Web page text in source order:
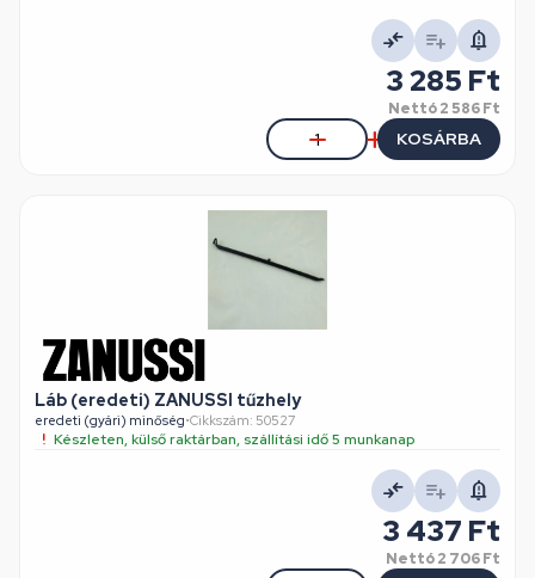
3 285 Ft
Nettó2 586 Ft
KOSÁRBA
Láb (eredeti) ZANUSSI tűzhely
eredeti (gyári) minőség•Cikkszám: 50527
Készleten, külső raktárban, szállítási idő 5 munkanap
3 437 Ft
Nettó2 706 Ft